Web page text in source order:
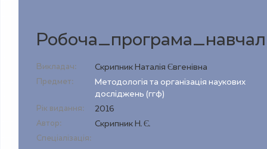
Викладач: Скрипник Наталія Євгенівна
Предмет:
Методологія та організація наукових
досліджень (ггф)
Рік видання: 2016
Автор: Скрипник Н. Є.
Спеціалізація: